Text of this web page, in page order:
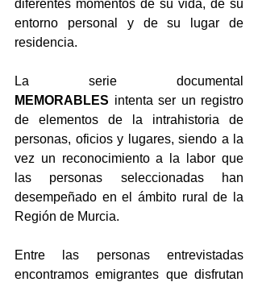
diferentes momentos de su vida, de su
entorno personal y de su lugar de
residencia.
MEMORABLES intenta ser un registro
de elementos de la intrahistoria de
personas, oficios y lugares, siendo a la
vez un reconocimiento a la labor que
las personas seleccionadas han
desempeñado en el ámbito rural de la
Región de Murcia.
Entre las personas entrevistadas
encontramos emigrantes que disfrutan